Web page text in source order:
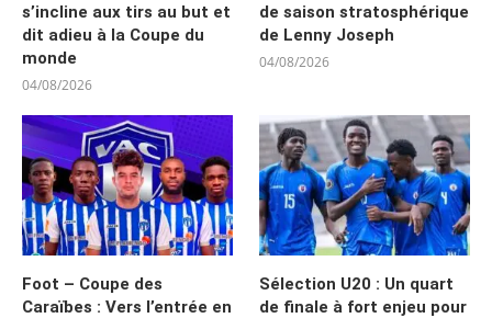
s’incline aux tirs au but et
dit adieu à la Coupe du
monde
04/08/2026
de saison stratosphérique
de Lenny Joseph
04/08/2026
Foot – Coupe des
Caraïbes : Vers l’entrée en
Sélection U20 : Un quart
de finale à fort enjeu pour